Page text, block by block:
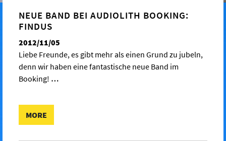
NEUE BAND BEI AUDIOLITH BOOKING:
FINDUS
2012/11/05
Liebe Freunde, es gibt mehr als einen Grund zu jubeln,
denn wir haben eine fantastische neue Band im
Booking! …
MORE